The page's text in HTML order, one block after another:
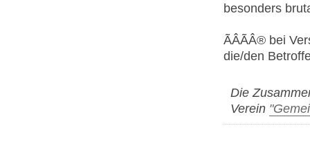
besonders
ÃÂÃÂ® bei
die/den
Die
Verein